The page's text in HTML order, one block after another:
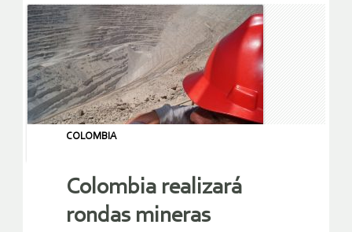
COLOMBIA
Colombia realizará
rondas mineras